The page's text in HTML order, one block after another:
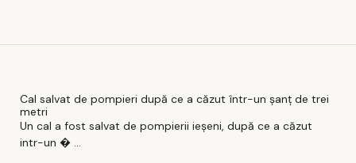
tropicală
Cal salvat de pompieri după ce a căzut într-un şanţ de trei
metri
Un cal a fost salvat de pompierii ieşeni, după ce a căzut
intr-un � ...